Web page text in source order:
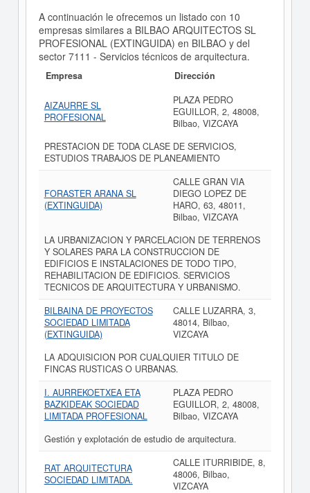
A continuación le ofrecemos un listado con 10
empresas similares a BILBAO ARQUITECTOS SL
PROFESIONAL (EXTINGUIDA) en BILBAO y del
sector 7111 - Servicios técnicos de arquitectura.
Empresa Dirección
AIZAURRE SL
PROFESIONAL
PLAZA PEDRO
EGUILLOR, 2, 48008,
Bilbao, VIZCAYA
PRESTACION DE TODA CLASE DE SERVICIOS,
ESTUDIOS TRABAJOS DE PLANEAMIENTO
FORASTER ARANA SL
(EXTINGUIDA)
CALLE GRAN VIA
DIEGO LOPEZ DE
HARO, 63, 48011,
Bilbao, VIZCAYA
LA URBANIZACION Y PARCELACION DE TERRENOS
Y SOLARES PARA LA CONSTRUCCION DE
EDIFICIOS E INSTALACIONES DE TODO TIPO,
REHABILITACION DE EDIFICIOS. SERVICIOS
TECNICOS DE ARQUITECTURA Y URBANISMO.
BILBAINA DE PROYECTOS
SOCIEDAD LIMITADA
(EXTINGUIDA)
CALLE LUZARRA, 3,
48014, Bilbao,
VIZCAYA
LA ADQUISICION POR CUALQUIER TITULO DE
FINCAS RUSTICAS O URBANAS.
I. AURREKOETXEA ETA
BAZKIDEAK SOCIEDAD
LIMITADA PROFESIONAL
PLAZA PEDRO
EGUILLOR, 2, 48008,
Bilbao, VIZCAYA
Gestión y explotación de estudio de arquitectura.
RAT ARQUITECTURA
SOCIEDAD LIMITADA.
CALLE ITURRIBIDE, 8,
48006, Bilbao,
VIZCAYA